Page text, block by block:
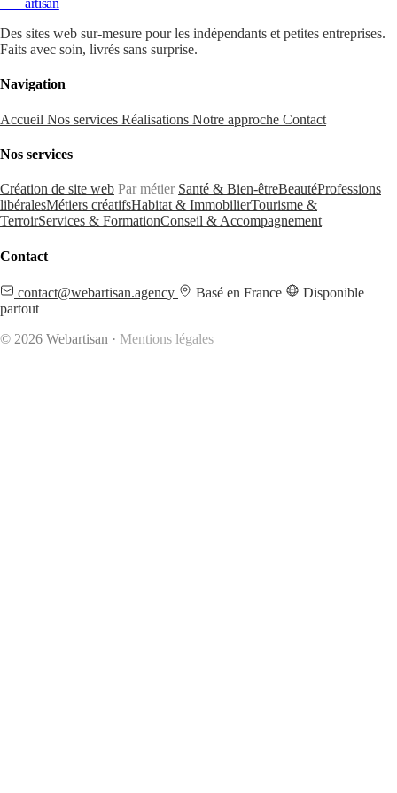
Webartisan
Des sites web sur-mesure pour les indépendants et petites entreprises.
Faits avec soin, livrés sans surprise.
Navigation
Accueil Nos services Réalisations Notre approche Contact
Nos services
Création de site web Par métier Santé & Bien-êtreBeautéProfessions
libéralesMétiers créatifsHabitat & ImmobilierTourisme &
TerroirServices & FormationConseil & Accompagnement
Contact
contact@webartisan.agency Basé en France
Disponible
partout
© 2026 Webartisan · Mentions légales